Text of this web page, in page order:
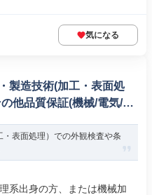
気になる
製造技術(加工・表面処
他品質保証(機械/電気/電
表面処理）での外観検査や条
系出身の方、または機械加